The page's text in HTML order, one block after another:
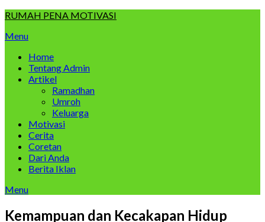
Skip
content
RUMAH PENA MOTIVASI
Menu
Home
Tentang Admin
Artikel
Ramadhan
Umroh
Keluarga
Motivasi
Cerita
Coretan
Dari Anda
Berita Iklan
Menu
Kemampuan dan Kecakapan Hidup